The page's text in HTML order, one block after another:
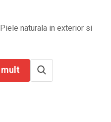
naturala in exterior si